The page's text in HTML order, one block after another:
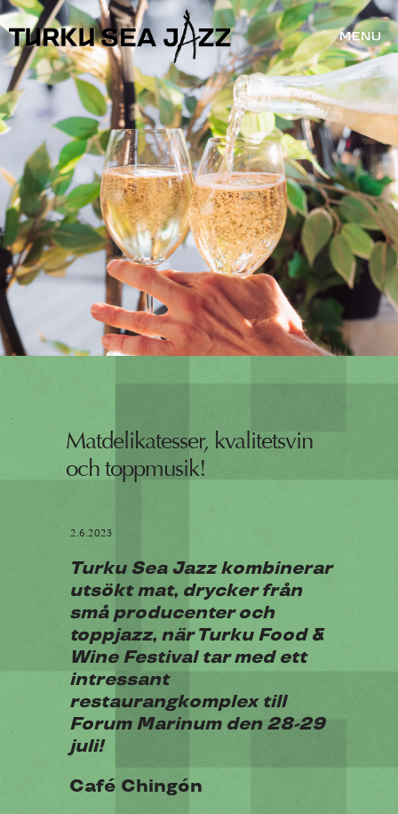
Matdelikatesser, kvalitetsvin
och toppmusik!
2.6.2023
Turku Sea Jazz kombinerar
utsökt mat, drycker från
små producenter och
toppjazz, när Turku Food &
Wine Festival tar med ett
intressant
restaurangkomplex till
Forum Marinum den 28-29
juli!
Café Chingón